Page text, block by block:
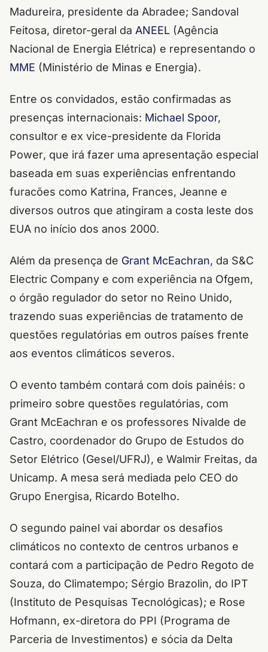
Madureira, presidente da Abradee; Sandoval
Feitosa, diretor-geral da ANEEL (Agência
Nacional de Energia Elétrica) e representando o
MME (Ministério de Minas e Energia).
Entre os convidados, estão confirmadas as
presenças internacionais: Michael Spoor,
consultor e ex vice-presidente da Florida
Power, que irá fazer uma apresentação especial
baseada em suas experiências enfrentando
furacões como Katrina, Frances, Jeanne e
diversos outros que atingiram a costa leste dos
EUA no início dos anos 2000.
Além da presença de Grant McEachran, da S&C
Electric Company e com experiência na Ofgem,
o órgão regulador do setor no Reino Unido,
trazendo suas experiências de tratamento de
questões regulatórias em outros países frente
aos eventos climáticos severos.
O evento também contará com dois painéis: o
primeiro sobre questões regulatórias, com
Grant McEachran e os professores Nivalde de
Castro, coordenador do Grupo de Estudos do
Setor Elétrico (Gesel/UFRJ), e Walmir Freitas, da
Unicamp. A mesa será mediada pelo CEO do
Grupo Energisa, Ricardo Botelho.
O segundo painel vai abordar os desafios
climáticos no contexto de centros urbanos e
contará com a participação de Pedro Regoto de
Souza, do Climatempo; Sérgio Brazolin, do IPT
(Instituto de Pesquisas Tecnológicas); e Rose
Hofmann, ex-diretora do PPI (Programa de
Parceria de Investimentos) e sócia da Delta